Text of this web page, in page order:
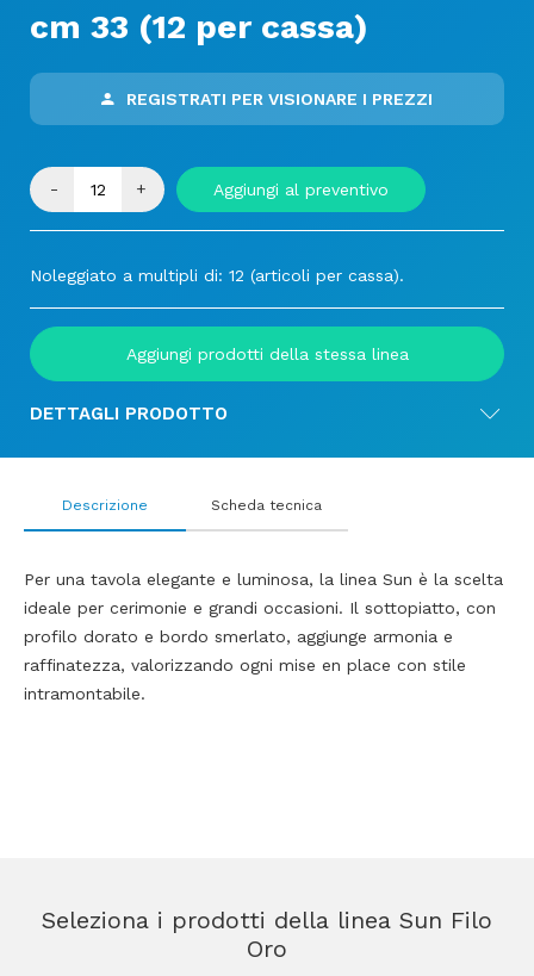
cm 33 (12 per cassa)
REGISTRATI PER VISIONARE I PREZZI
- + Aggiungi al preventivo
Noleggiato a multipli di: 12 (articoli per cassa).
Aggiungi prodotti della stessa linea
DETTAGLI PRODOTTO
Descrizione
Per una tavola elegante e luminosa, la linea Sun è la scelta
ideale per cerimonie e grandi occasioni. Il sottopiatto, con
profilo dorato e bordo smerlato, aggiunge armonia e
raffinatezza, valorizzando ogni mise en place con stile
intramontabile.
Scheda tecnica
Seleziona i prodotti della linea Sun Filo
Oro